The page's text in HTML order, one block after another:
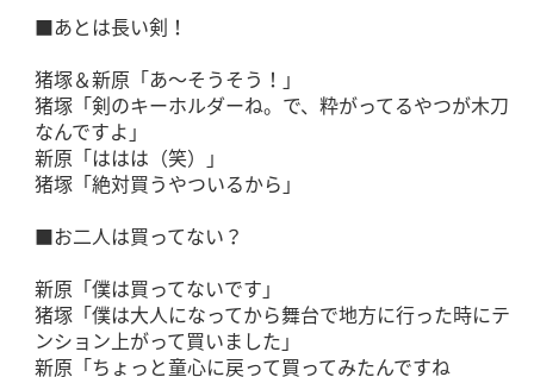
■あとは長い剣！
猪塚＆新原「あ～そうそう！」
猪塚「剣のキーホルダーね。で、粋がってるやつが木刀
なんですよ」
新原「ははは（笑）」
猪塚「絶対買うやついるから」
■お二人は買ってない？
新原「僕は買ってないです」
猪塚「僕は大人になってから舞台で地方に行った時にテ
ンション上がって買いました」
新原「ちょっと童心に戻って買ってみたんですね